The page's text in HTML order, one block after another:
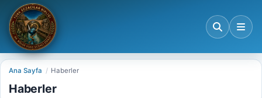
Ana Sayfa Haberler
Haberler